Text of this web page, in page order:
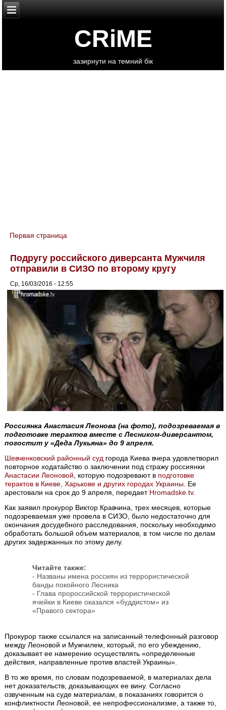
CRiME
зазирнути на темний бік
You are here
Первая страница
Подругу российского диверсанта Мужчиля
отправили в СИЗО по второму кругу
Ср, 16/03/2016 - 12:55
Россиянка Анастасия Леонова (на фото), подозреваемая в
подготовке терактов вместе с Лесником-диверсантом,
погостит у «Деда Лукьяна» до 9 апреля.
Шевченковский районный суд города Киева вчера удовлетворил
повторное ходатайство о заключении под стражу россиянки
Анастасии Леоновой, которую подозревают в подготовке
терактов в Киеве, Харькове и других городах Украины. Ее
арестовали на срок до 9 апреля, передает Hromadske.tv.
Как заявил прокурор Виктор Кравчина, трех месяцев, которые
подозреваемая уже провела в СИЗО, было недостаточно для
окончания досудебного расследования, поскольку необходимо
обработать большой объем материалов, в том числе по делам
других задержанных по этому делу.
Читайте также:
- Названы имена россиян из террористической
банды покойного Лесника
- Глава пророссийской террористической
ячейки в Киеве оказался «буддистом» из
«Правого сектора»
Прокурор также ссылался на записанный телефонный разговор
между Леоновой и Мужчилем, который, по его убеждению,
доказывает ее намерение осуществлять «определенные
действия, направленные против властей Украины».
В то же время, по словам подозреваемой, в материалах дела
нет доказательств, доказывающих ее вину. Согласно
озвученным на суде материалам, в показаниях говорится о
конфликтности Леоновой, ее непрофессионализме, а также то,